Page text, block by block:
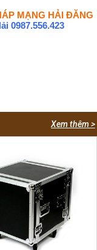
MẠNG HẢI ĐĂNG
0987.556.423
Xem thêm >